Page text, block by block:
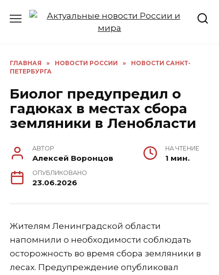
ГЛАВНАЯ » НОВОСТИ РОССИИ »
НОВОСТИ САНКТ-
ПЕТЕРБУРГА
Биолог предупредил о
гадюках в местах сбора
земляники в Ленобласти
АВТОР
Алексей Воронцов
НА ЧТЕНИЕ
1 мин.
ОПУБЛИКОВАНО
23.06.2026
Жителям Ленинградской области
напомнили о необходимости соблюдать
осторожность во время сбора земляники в
лесах. Предупреждение опубликовал